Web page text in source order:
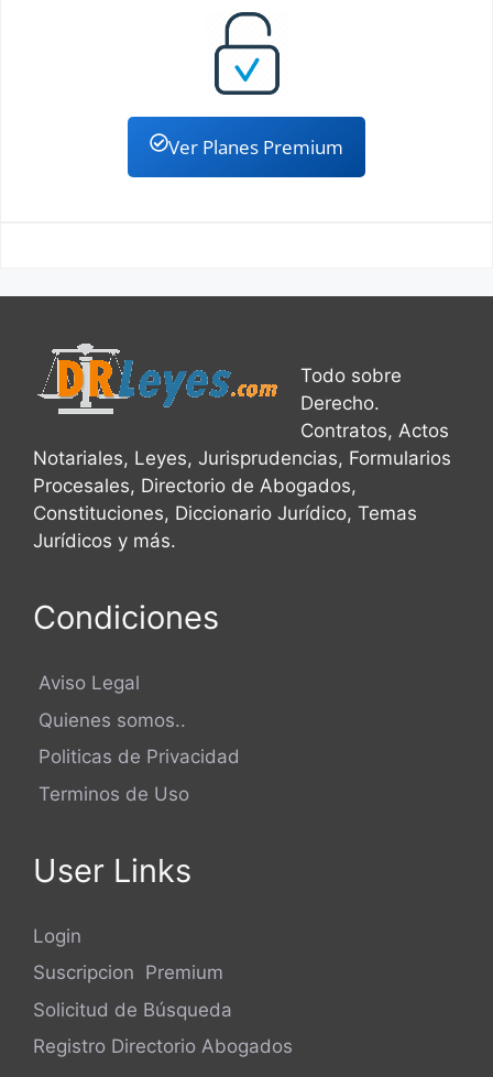
Ver Planes Premium
Todo sobre
Derecho.
Contratos, Actos
Notariales, Leyes, Jurisprudencias, Formularios
Procesales, Directorio de Abogados,
Constituciones, Diccionario Jurídico, Temas
Jurídicos y más.
Condiciones
Aviso Legal
Quienes somos..
Politicas de Privacidad
Terminos de Uso
User Links
Login
Suscripcion Premium
Solicitud de Búsqueda
Registro Directorio Abogados